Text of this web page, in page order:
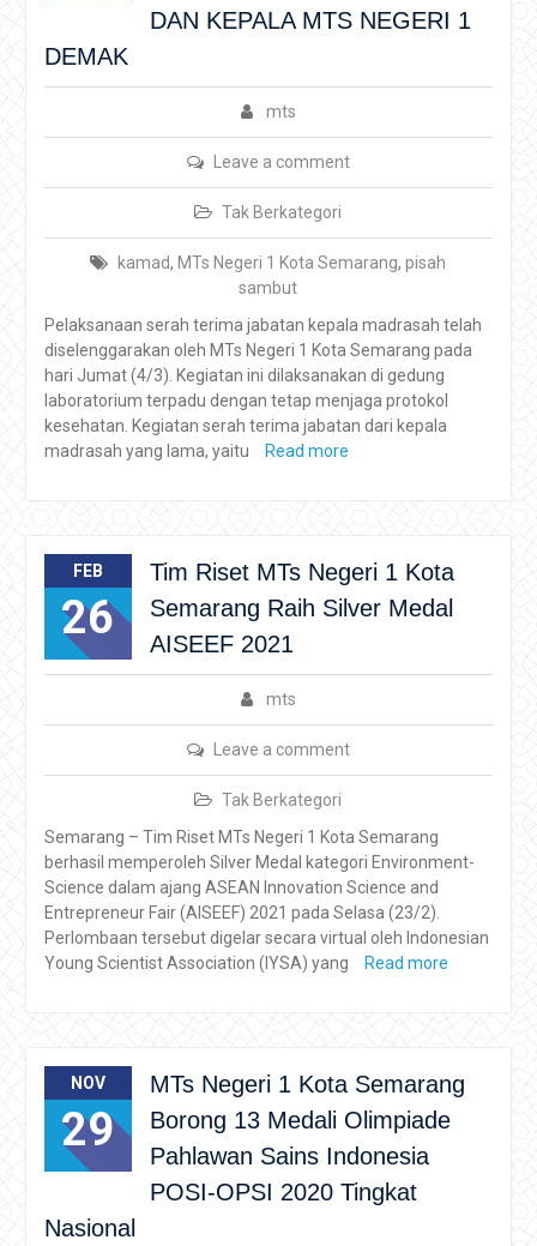
DAN KEPALA MTS NEGERI 1
DEMAK
mts
Leave a comment
Tak Berkategori
kamad, MTs Negeri 1 Kota Semarang,pisah
sambut
Pelaksanaan serah terima jabatan kepala madrasah telah
diselenggarakan oleh MTs Negeri 1 Kota Semarang pada
hari Jumat (4/3). Kegiatan ini dilaksanakan di gedung
laboratorium terpadu dengan tetap menjaga protokol
kesehatan. Kegiatan serah terima jabatan dari kepala
madrasah yang lama, yaitu
Read more
FEB
26
Tim Riset MTs Negeri 1 Kota
Semarang Raih Silver Medal
AISEEF 2021
mts
Leave a comment
Tak Berkategori
Semarang – Tim Riset MTs Negeri 1 Kota Semarang
berhasil memperoleh Silver Medal kategori Environment-
Science dalam ajang ASEAN Innovation Science and
Entrepreneur Fair (AISEEF) 2021 pada Selasa (23/2).
Perlombaan tersebut digelar secara virtual oleh Indonesian
Young Scientist Association (IYSA) yang
Read more
NOV
29
MTs Negeri 1 Kota Semarang
Borong 13 Medali Olimpiade
Pahlawan Sains Indonesia
POSI-OPSI 2020 Tingkat
Nasional